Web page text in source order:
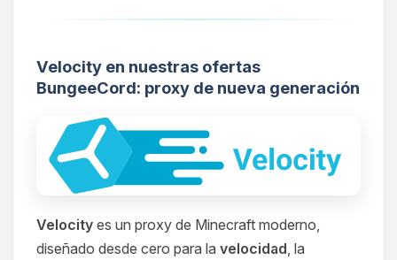
Velocity en nuestras ofertas
BungeeCord: proxy de nueva generación
Velocity es un proxy de Minecraft moderno,
diseñado desde cero para la velocidad, la